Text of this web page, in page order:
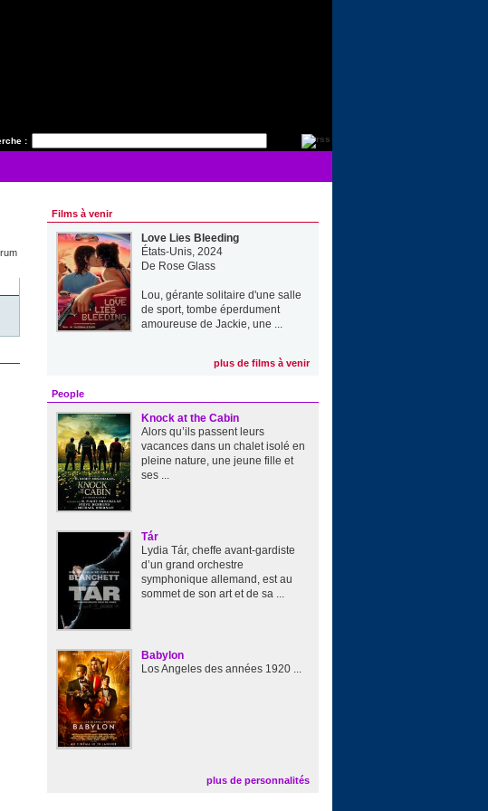
:
Films à venir
Love Lies Bleeding
États-Unis, 2024
De Rose Glass
Lou, gérante solitaire d'une salle
de sport, tombe éperdument
amoureuse de Jackie, une ...
plus de films à venir
People
Knock at the Cabin
Alors qu’ils passent leurs
vacances dans un chalet isolé en
pleine nature, une jeune fille et
ses ...
Tár
Lydia Tár, cheffe avant-gardiste
d’un grand orchestre
symphonique allemand, est au
sommet de son art et de sa ...
Babylon
Los Angeles des années 1920 ...
plus de personnalités